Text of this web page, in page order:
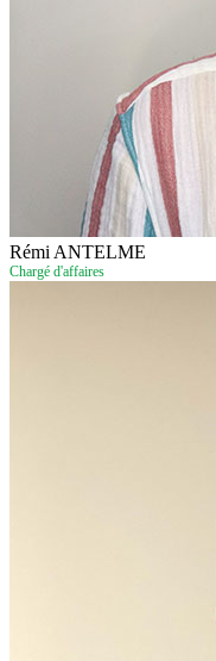
Rémi ANTELME
Chargé d'affaires